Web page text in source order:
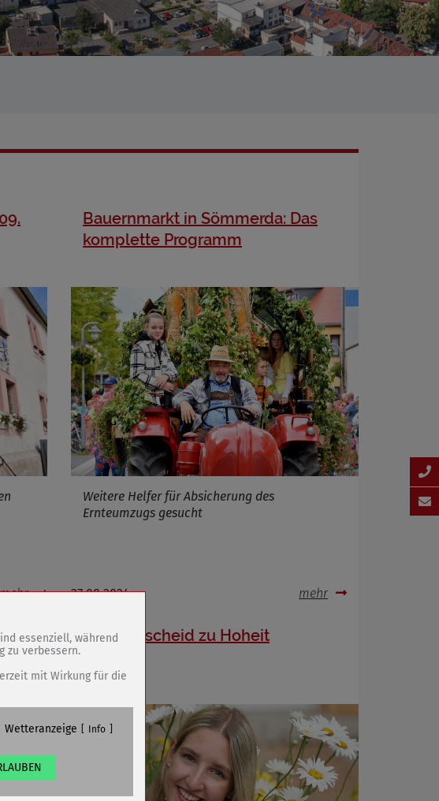
mehr
Bauernmarkt in Sömmerda: Das
komplette Programm
Weitere Helfer für Absicherung des
Ernteumzugs gesucht
27.08.2024 mehr
Jury-Entscheid zu Hoheit
Co. KG)
essenziell, während
zu verbessern.
mit Wirkung für die
Wetteranzeige Info